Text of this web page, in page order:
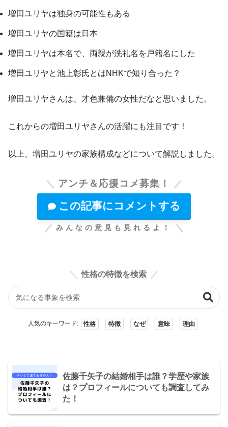
増田ユリヤは独身の可能性もある
増田ユリヤの国籍は日本
増田ユリヤは本名で、両親が洗礼名を戸籍名にした
増田ユリヤと池上彰氏とはNHKで知り合った？
増田ユリヤさんは、才色兼備の女性だなと思いました。
これからの増田ユリヤさんの活躍にも注目です！
以上、増田ユリヤの家族構成などについて解説しました。
アンチ＆応援コメ募集！
この記事にコメントする
みんなの意見も見れるよ！
性格の特徴を検索
人気のキーワード: 性格 特徴 なぜ 意味 理由
佐藤千矢子の結婚相手は誰？学歴や家族
は？プロフィールについても調査してみ
た！